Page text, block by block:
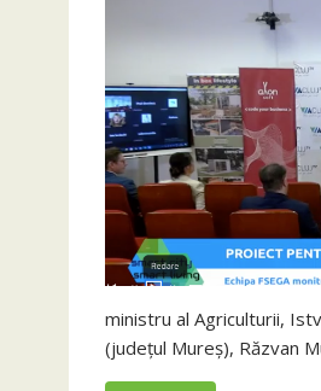
ministru al Agriculturii,
(județul Mureș), Răzvan